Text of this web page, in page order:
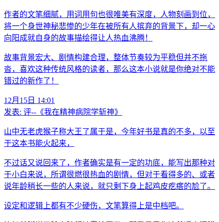
作者的文笔细腻，用词用句也很唯美有深度，人物刻画到位，
将一个身世神秘悲惨的少年在被所有人摈弃的背景下，却一心
向阳成就自身的故事描绘得让人热血沸腾！
故事背景宏大、剧情构建合理，整体节奏较为平稳但并不拖
沓，喜欢这种传统风格的读者，那么这本小说就是你绝对不能
错过的新作了！
12月15日 14:01
发表: 评--《我在精神病院学斩神》
山中无老虎猴子称大王了属于是，今年好书是真的不多，以至
于这本书能火起来，
不过话又说回来了，作者确实是有一定的功底，能写出那种对
于小白来说，所谓很燃很热血的剧情，但对于看得多的、或者
说年龄稍长一些的人来说，就只剩下身上起鸡皮疙瘩的尬了。
设定和逻辑上都有不少硬伤，文笔算得上是中档吧。